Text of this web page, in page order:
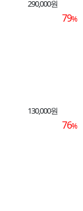
290,000원
79%
130,000원
76%